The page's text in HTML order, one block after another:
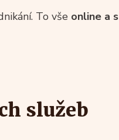
To vše online a s
služeb